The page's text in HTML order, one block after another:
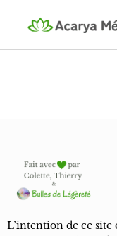
L’intention de ce site